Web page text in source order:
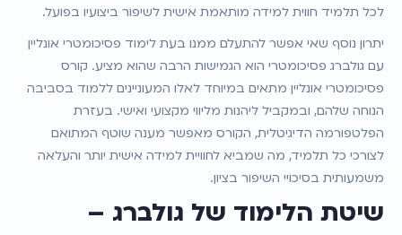
לכל תלמיד חווית למידה מותאמת אישית לשיפור ביצועיו בפועל.
יתרון נוסף שאי אפשר להתעלם ממנו בעת לימוד פסיכומטרי אונליין
עם גולברג פסיכומטרי הוא הגמישות הרבה שהוא מציע. קורס
פסיכומטרי אונליין מתאים במיוחד לאלו המעוניינים ללמוד בסביבה
הנוחה שלהם, ובמקביל ליהנות מליווי מקצועי ואישי. בעזרת
הפלטפורמה הדיגיטלית, הקורס מאפשר מענה שוטף המתואם
לצורכי כל תלמיד, מה שמביא לחוויית למידה אישית יותר והעלאה
משמעותית בסיכויי השיפור בציון.
שיטת הלימוד של גולברג –